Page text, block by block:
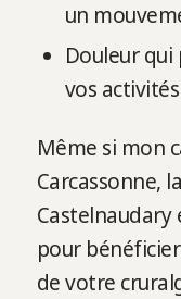
un
Douleur
vos
Même si mon
Carcassonne,
pour
de votre